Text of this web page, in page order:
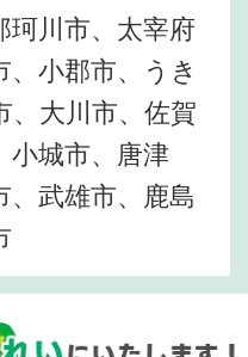
珂川市、太宰府
小郡市、うき
、大川市、佐賀
小城市、唐津
武雄市、鹿島